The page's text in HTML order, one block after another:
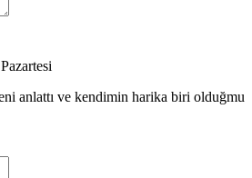
anlattı ve kendimin harika biri olduğmu